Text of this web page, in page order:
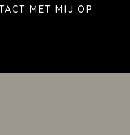
MET MIJ OP